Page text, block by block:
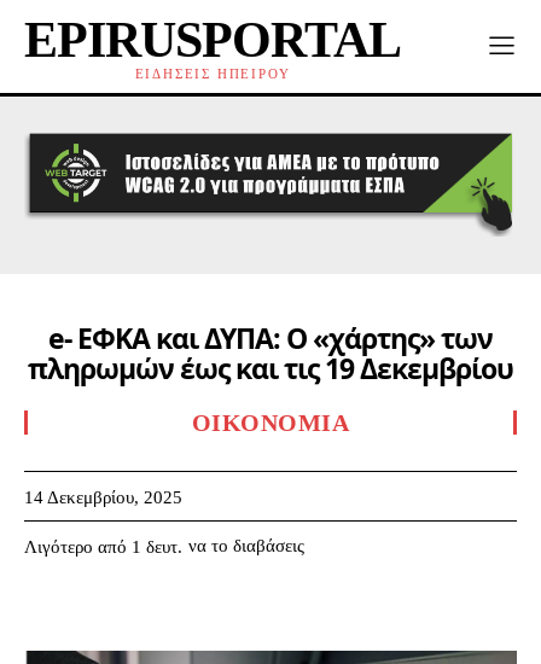
EPIRUSPORTAL
ΕΙΔΗΣΕΙΣ ΗΠΕΙΡΟΥ
e- ΕΦΚΑ και ΔΥΠΑ: Ο «χάρτης» των
πληρωμών έως και τις 19 Δεκεμβρίου
ΟΙΚΟΝΟΜΊΑ
14 Δεκεμβρίου, 2025
Λιγότερο από 1 δευτ. να το διαβάσεις